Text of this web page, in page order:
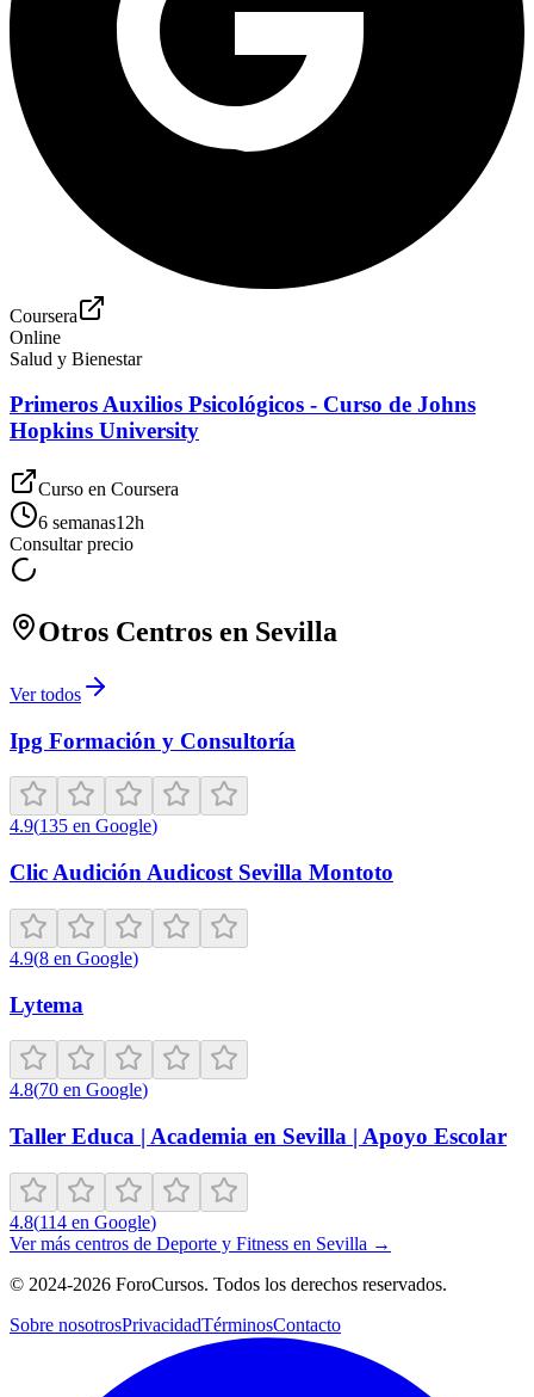
Coursera
Online
Salud y Bienestar
Primeros Auxilios Psicológicos - Curso de Johns
Hopkins University
Curso en Coursera
6 semanas12h
Consultar precio
Otros Centros en Sevilla
Ver todos
Ipg Formación y Consultoría
4.9(135 en Google)
Clic Audición Audicost Sevilla Montoto
4.9(8 en Google)
Lytema
4.8(70 en Google)
Taller Educa | Academia en Sevilla | Apoyo Escolar
4.8(114 en Google)
Ver más centros de Deporte y Fitness en Sevilla →
© 2024-2026 ForoCursos. Todos los derechos reservados.
Sobre nosotrosPrivacidadTérminosContacto